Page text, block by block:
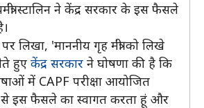
स्टालिन ने केंद्र सरकार के इस फैसले
लिखा, 'माननीय गृह मंत्री को लिखे
हुए केंद्र सरकार ने घोषणा की है कि
में CAPF परीक्षा आयोजित
से इस फैसले का स्वागत करता हूं और